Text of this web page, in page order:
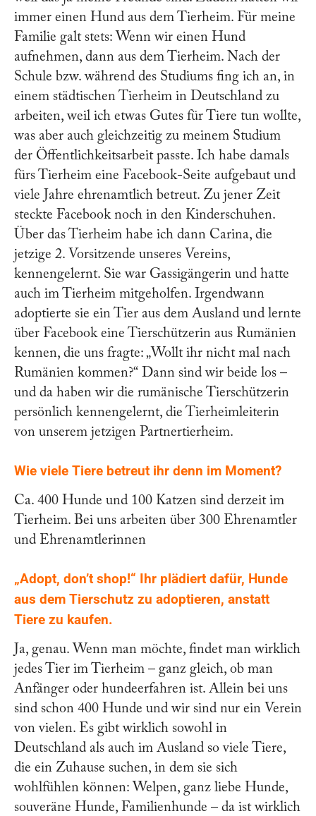
immer einen Hund aus dem Tierheim. Für meine
Familie galt stets: Wenn wir einen Hund
aufnehmen, dann aus dem Tierheim. Nach der
Schule bzw. während des Studiums fing ich an, in
einem städtischen Tierheim in Deutschland zu
arbeiten, weil ich etwas Gutes für Tiere tun wollte,
was aber auch gleichzeitig zu meinem Studium
der Öffentlichkeitsarbeit passte. Ich habe damals
fürs Tierheim eine Facebook-Seite aufgebaut und
viele Jahre ehrenamtlich betreut. Zu jener Zeit
steckte Facebook noch in den Kinderschuhen.
Über das Tierheim habe ich dann Carina, die
jetzige 2. Vorsitzende unseres Vereins,
kennengelernt. Sie war Gassigängerin und hatte
auch im Tierheim mitgeholfen. Irgendwann
adoptierte sie ein Tier aus dem Ausland und lernte
über Facebook eine Tierschützerin aus Rumänien
kennen, die uns fragte: „Wollt ihr nicht mal nach
Rumänien kommen?“ Dann sind wir beide los –
und da haben wir die rumänische Tierschützerin
persönlich kennengelernt, die Tierheimleiterin
von unserem jetzigen Partnertierheim.
Wie viele Tiere betreut ihr denn im Moment?
Ca. 400 Hunde und 100 Katzen sind derzeit im
Tierheim. Bei uns arbeiten über 300 Ehrenamtler
und Ehrenamtlerinnen
„Adopt, don’t shop!“ Ihr plädiert dafür, Hunde
aus dem Tierschutz zu adoptieren, anstatt
Tiere zu kaufen.
Ja, genau. Wenn man möchte, findet man wirklich
jedes Tier im Tierheim – ganz gleich, ob man
Anfänger oder hundeerfahren ist. Allein bei uns
sind schon 400 Hunde und wir sind nur ein Verein
von vielen. Es gibt wirklich sowohl in
Deutschland als auch im Ausland so viele Tiere,
die ein Zuhause suchen, in dem sie sich
wohlfühlen können: Welpen, ganz liebe Hunde,
souveräne Hunde, Familienhunde – da ist wirklich